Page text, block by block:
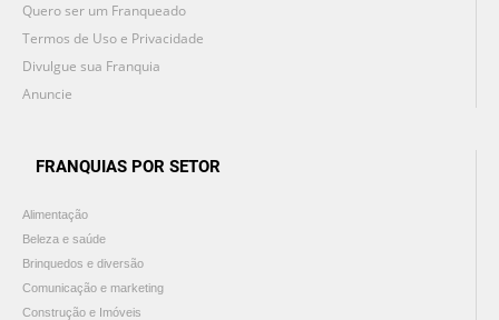
Quero ser um Franqueado
Termos de Uso e Privacidade
Divulgue sua Franquia
Anuncie
FRANQUIAS POR SETOR
Alimentação
Beleza e saúde
Brinquedos e diversão
Comunicação e marketing
Construção e Imóveis